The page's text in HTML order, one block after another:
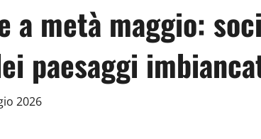
a metà maggio:
paesaggi
2026